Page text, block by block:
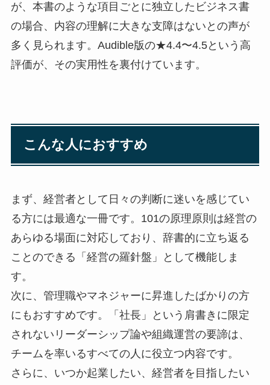
が、本書のような項目ごとに独立したビジネス書
の場合、内容の理解に大きな支障はないとの声が
多く見られます。Audible版の★4.4〜4.5という高
評価が、その実用性を裏付けています。
こんな人におすすめ
まず、経営者として日々の判断に迷いを感じてい
る方には最適な一冊です。101の原理原則は経営の
あらゆる場面に対応しており、辞書的に立ち返る
ことのできる「経営の羅針盤」として機能しま
す。
次に、管理職やマネジャーに昇進したばかりの方
にもおすすめです。「社長」という肩書きに限定
されないリーダーシップ論や組織運営の要諦は、
チームを率いるすべての人に役立つ内容です。
さらに、いつか起業したい、経営者を目指したい